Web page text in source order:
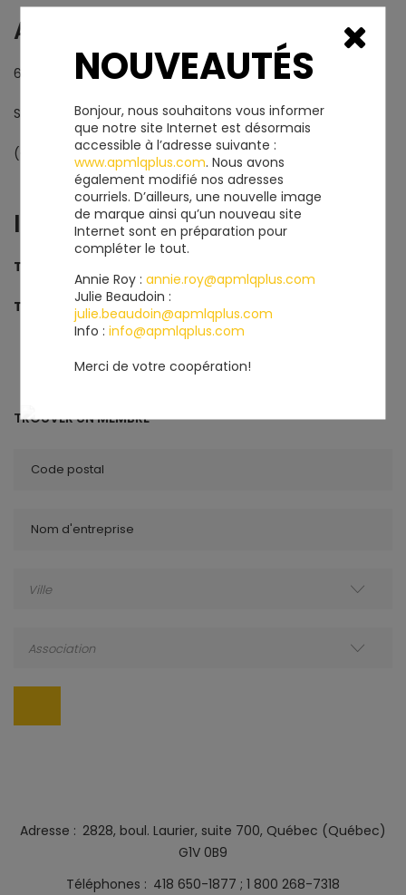
NOUVEAUTÉS
Bonjour, nous souhaitons vous informer
que notre site Internet est désormais
accessible à l’adresse suivante :
www.apmlqplus.com. Nous avons
également modifié nos adresses
courriels. D’ailleurs, une nouvelle image
de marque ainsi qu’un nouveau site
Internet sont en préparation pour
compléter le tout.
Annie Roy :annie.roy@apmlqplus.com
Julie Beaudoin :
julie.beaudoin@apmlqplus.com
Info :info@apmlqplus.com
Merci de votre coopération!
ADRESSE
650, route 352
St-Stanislas
(Québec) G0X 3E0
INFORMATIONS
Téléphone
Télécopieur418 328-3376
TROUVER UN MEMBRE
Code postal
Nom d'entreprise
Ville
Association
Adresse
2828, boul. Laurier, suite 700, Québec (Québec)
G1V 0B9
Téléphones
418 650-1877 1 800 268-7318